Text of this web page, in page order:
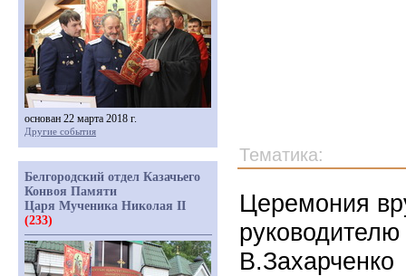
Тематика:
Церемония
руководителю
В.Захарченко
основан 22 марта 2018 г.
Другие события
Белгородский отдел Казачьего
Конвоя Памяти
Царя Мученика Николая II
(233)